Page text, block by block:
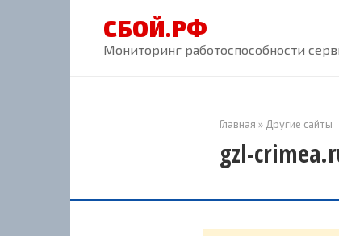
СБОЙ.РФ
Мониторинг работоспособности
Главная » Другие сайты
gzl-